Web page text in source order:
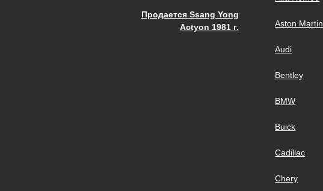
Продается Ssang Yong
Actyon 1981 г.
Aston Martin
Audi
Bentley
BMW
Buick
Cadillac
Chery